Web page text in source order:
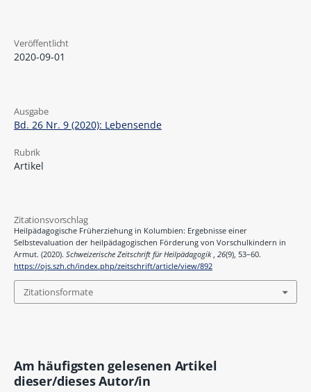
Veröffentlicht
2020-09-01
Ausgabe
Bd. 26 Nr. 9 (2020): Lebensende
Rubrik
Artikel
Zitationsvorschlag
Heilpädagogische Früherziehung in Kolumbien: Ergebnisse einer
Selbstevaluation der heilpädagogischen Förderung von Vorschulkindern in
Armut. (2020). Schweizerische Zeitschrift für Heilpädagogik , 26(9), 53–60.
https://ojs.szh.ch/index.php/zeitschrift/article/view/892
Zitationsformate
Am häufigsten gelesenen Artikel
dieser/dieses Autor/in